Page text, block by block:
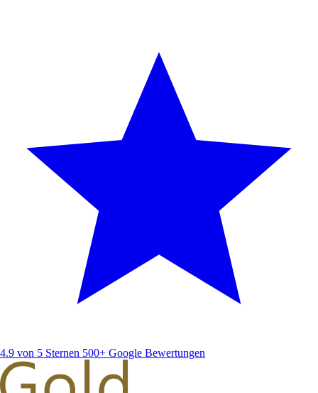
4.9 von 5 Sternen 500+ Google Bewertungen